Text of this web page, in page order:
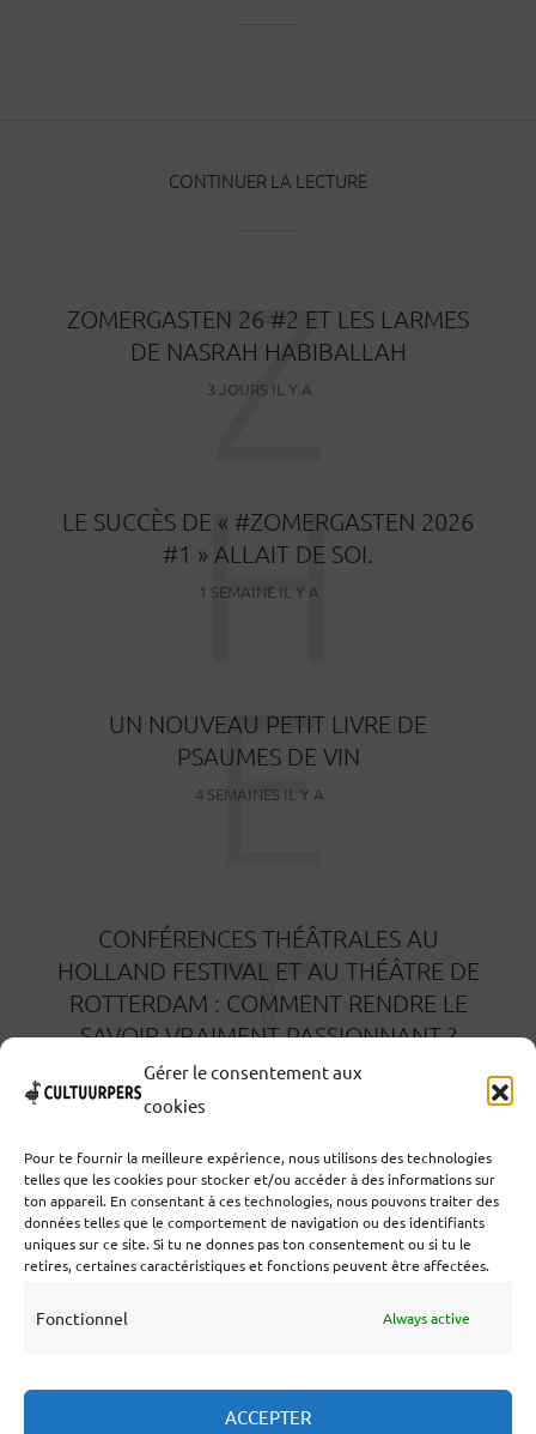
Gérer le consentement aux
cookies
Pour te fournir la meilleure expérience, nous utilisons des technologies
telles que les cookies pour stocker et/ou accéder à des informations sur
ton appareil. En consentant à ces technologies, nous pouvons traiter des
données telles que le comportement de navigation ou des identifiants
uniques sur ce site. Si tu ne donnes pas ton consentement ou si tu le
retires, certaines caractéristiques et fonctions peuvent être affectées.
Fonctionnel Always active
ACCEPTER
CONTINUER LA LECTURE
ZOMERGASTEN 26 #2 ET LES LARMES
DE NASRAH HABIBALLAH
3 JOURS IL Y A
Z
LE SUCCÈS DE « #ZOMERGASTEN 2026
#1 » ALLAIT DE SOI.
1 SEMAINE IL Y A
H
UN NOUVEAU PETIT LIVRE DE
PSAUMES DE VIN
4 SEMAINES IL Y A
E
CONFÉRENCES THÉÂTRALES AU
HOLLAND FESTIVAL ET AU THÉÂTRE DE
ROTTERDAM : COMMENT RENDRE LE
SAVOIR VRAIMENT PASSIONNANT ?
1 MOIS IL Y A
T
Coöperatief Cultureel Persbureau UA | Salzburg 29 |
3524KS Utrecht | KvK : 55573592 |Btw :